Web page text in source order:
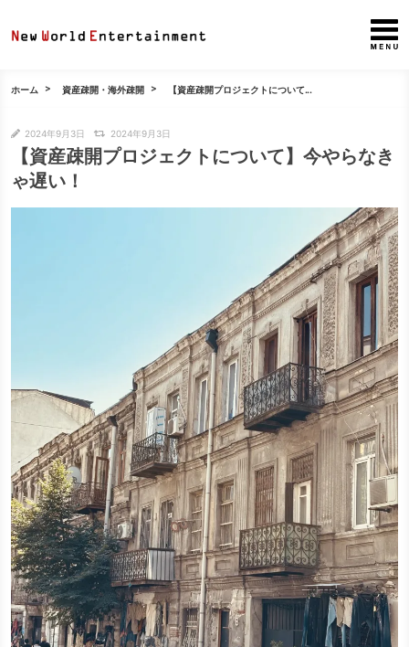
ホーム 資産疎開・海外疎開 【資産疎開プロジェクトについて...
2024年9月3日 2024年9月3日
【資産疎開プロジェクトについて】今やらなき
ゃ遅い！